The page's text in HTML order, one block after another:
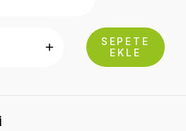
SEPETE
EKLE